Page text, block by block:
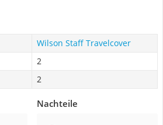
Wilson Staff Travelcover
2
2
Nachteile